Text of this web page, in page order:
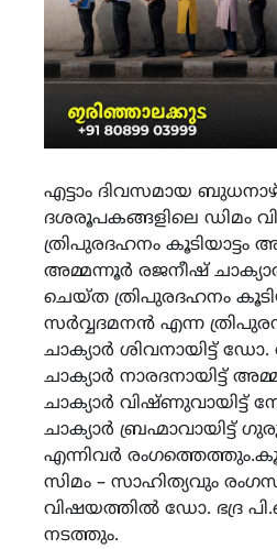
എട്ടാം ദിവസമായ
ദശരൂപകങ്ങളിലെ ഡിമം
ത്രിപുരദഹനം
അമ്മന്നൂർ രജനീഷ്
ചെയ്ത ത്രിപുരദഹനം
സർവ്വദമനൻ എന്ന
ചാക്യാർ ശിവനായിട്ട്
ചാക്യാർ നാരദനായിട്ട്
ചാക്യാർ വിഷ്ണുവായിട്ട്
ചാക്യാർ
എന്നിവർ
സിമം – സാഹിത്യവും
വിഷയത്തിൽ ഡോ. ഭദ്ര
നടത്തും.